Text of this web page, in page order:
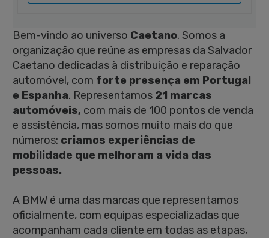
Bem-vindo ao universo Caetano. Somos a
organização que reúne as empresas da Salvador
Caetano dedicadas à distribuição e reparação
automóvel, com forte presença em Portugal
e Espanha. Representamos 21 marcas
automóveis, com mais de 100 pontos de venda
e assistência, mas somos muito mais do que
números: criamos experiências de
mobilidade que melhoram a vida das
pessoas.
A BMW é uma das marcas que representamos
oficialmente, com equipas especializadas que
acompanham cada cliente em todas as etapas,